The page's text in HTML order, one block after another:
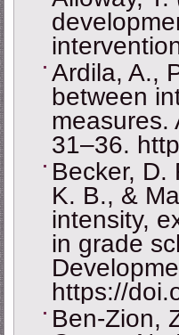
Ardila, A.,
between
measures.
31–36.
Becker, D.
K. B., &
intensity,
in grade
https://
Ben-Zion,